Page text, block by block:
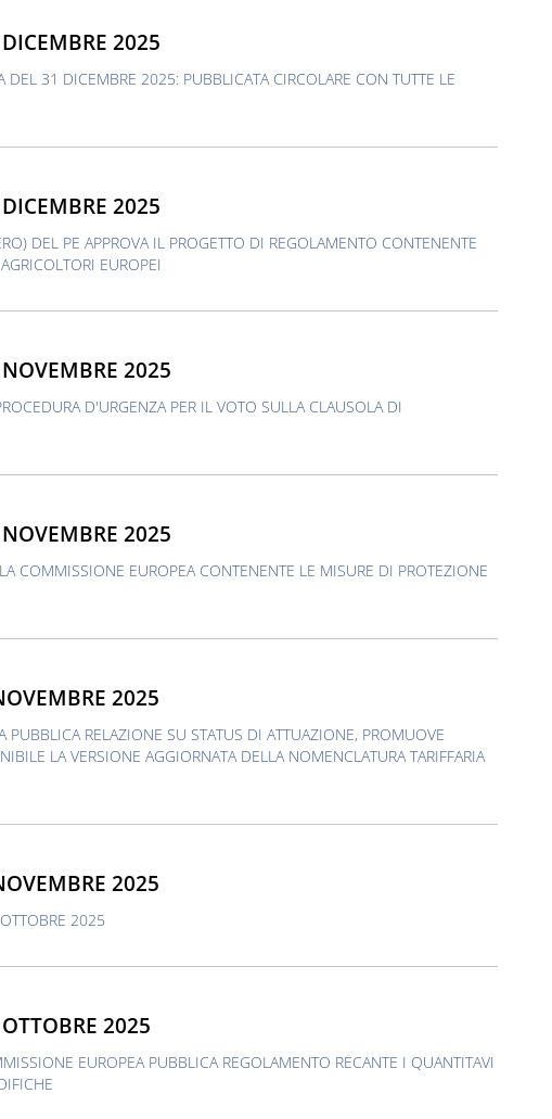
2025
DEL 31 DICEMBRE 2025: PUBBLICATA CIRCOLARE CON TUTTE LE
2025
DEL PE APPROVA IL PROGETTO DI REGOLAMENTO CONTENENTE
EUROPEI
2025
D'URGENZA PER IL VOTO SULLA CLAUSOLA DI
2025
COMMISSIONE EUROPEA CONTENENTE LE MISURE DI PROTEZIONE
2025
RELAZIONE SU STATUS DI ATTUAZIONE, PROMUOVE
LA VERSIONE AGGIORNATA DELLA NOMENCLATURA TARIFFARIA
2025
2025
2025
EUROPEA PUBBLICA REGOLAMENTO RECANTE I QUANTITAVI